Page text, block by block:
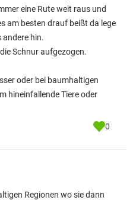
eine Rute weit raus und
am besten drauf beißt da lege
andere hin.
Schnur aufgezogen.
oder bei baumhaltigen
hineinfallende Tiere oder
0
Regionen wo sie dann